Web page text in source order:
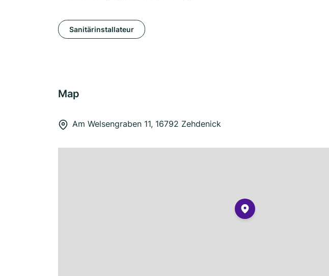
Sanitärinstallateur
Map
Am Welsengraben 11, 16792 Zehdenick